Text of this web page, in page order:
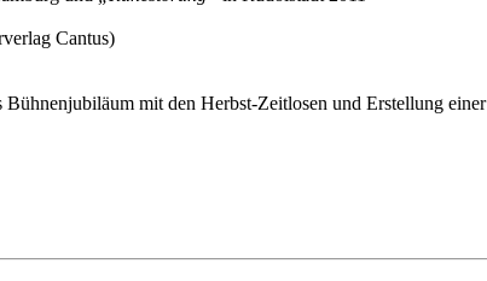
Cantus)
mit den Herbst-Zeitlosen und Erstellung einer